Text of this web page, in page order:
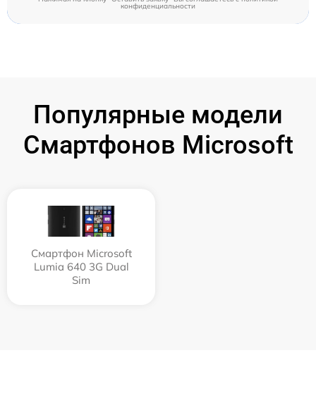
конфиденциальности
Популярные модели
Смартфонов Microsoft
Смартфон Microsoft
Lumia 640 3G Dual
Sim